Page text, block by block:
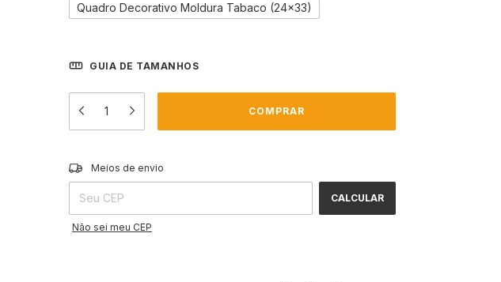
Quadro Decorativo Moldura Tabaco (24x33)
GUIA DE TAMANHOS
Entregas para o CEP:
Meios de envio
CALCULAR
Não sei meu CEP